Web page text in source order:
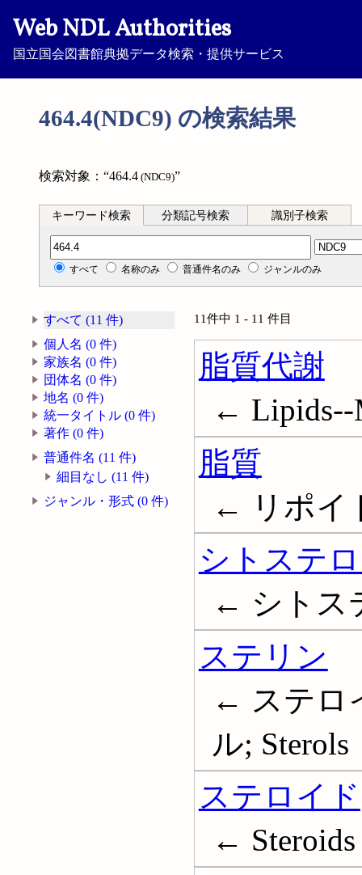
Web NDL Authorities
国立国会図書館典拠データ検索・提供サービス
464.4(NDC9) の検索結果
検索対象：“464.4 (NDC9)”
キーワード検索 分類記号検索 識別子検索
分類記号検索
すべて 名称のみ 普通件名のみ ジャンルのみ
すべて (11 件)
個人名 (0 件)
家族名 (0 件)
団体名 (0 件)
地名 (0 件)
統一タイトル (0 件)
著作 (0 件)
普通件名 (11 件)
細目なし (11 件)
ジャンル・形式 (0 件)
11件中 1 - 11 件目
脂質代謝
← Lipids--
脂質
← リポイ
シトステ
← シトス
ステリン
← ステロ
ル; Sterols
ステロイド
← Steroids